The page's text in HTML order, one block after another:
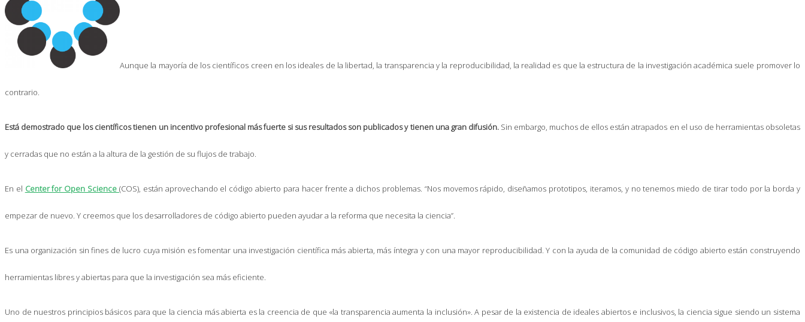
Aunque la mayoría de los científicos creen en los ideales de la libertad, la transparencia y la reproducibilidad, la realidad es que la estructura de la investigación académica suele promover lo
contrario.
Está demostrado que los científicos tienen un incentivo profesional más fuerte si sus resultados son publicados y tienen una gran difusión.Sin embargo, muchos de ellos están atrapados en el uso de herramientas obsoletas
y cerradas que no están a la altura de la gestión de su flujos de trabajo.
En el Center for Open Science (COS), están aprovechando el código abierto para hacer frente a dichos problemas. “Nos movemos rápido, diseñamos prototipos, iteramos, y no tenemos miedo de tirar todo por la borda y
empezar de nuevo. Y creemos que los desarrolladores de código abierto pueden ayudar a la reforma que necesita la ciencia”.
Es una organización sin fines de lucro cuya misión es fomentar una investigación científica más abierta, más íntegra y con una mayor reproducibilidad. Y con la ayuda de la comunidad de código abierto están construyendo
herramientas libres y abiertas para que la investigación sea más eficiente.
Uno de nuestros principios básicos para que la ciencia más abierta es la creencia de que «la transparencia aumenta la inclusión». A pesar de la existencia de ideales abiertos e inclusivos, la ciencia sigue siendo un sistema